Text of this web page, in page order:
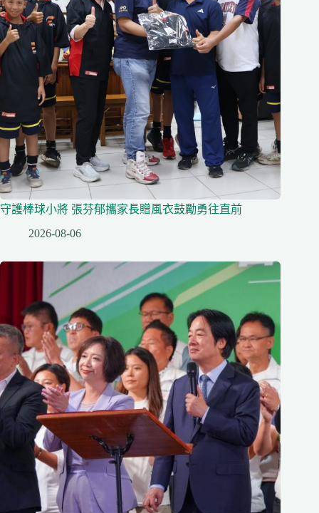
守護棒球小將 張芬郁攜家長贈風衣鼓勵勇往直前
2026-08-06